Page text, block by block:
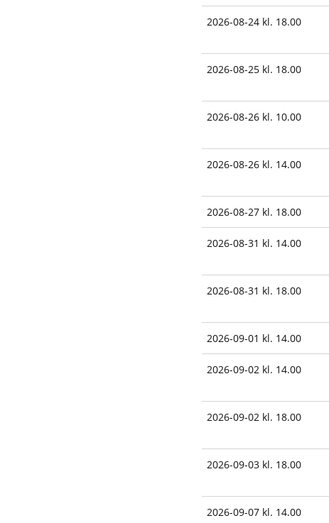
2026-08-24 kl. 18.00
2026-08-25 kl. 18.00
2026-08-26 kl. 10.00
2026-08-26 kl. 14.00
2026-08-27 kl. 18.00
2026-08-31 kl. 14.00
2026-08-31 kl. 18.00
2026-09-01 kl. 14.00
2026-09-02 kl. 14.00
2026-09-02 kl. 18.00
2026-09-03 kl. 18.00
2026-09-07 kl. 14.00